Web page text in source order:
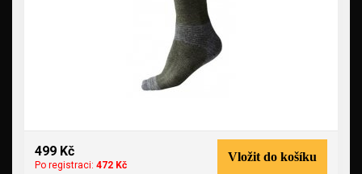
499 Kč
Po registraci: 472 Kč
Vložit do košíku